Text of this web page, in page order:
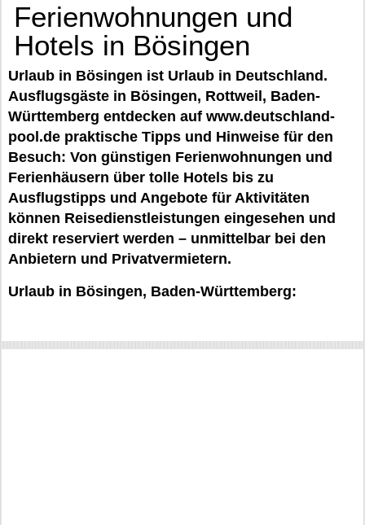
Ferienwohnungen und
Hotels in Bösingen
Urlaub in Bösingen ist Urlaub in Deutschland.
Ausflugsgäste in Bösingen, Rottweil, Baden-
Württemberg entdecken auf www.deutschland-
pool.de praktische Tipps und Hinweise für den
Besuch: Von günstigen Ferienwohnungen und
Ferienhäusern über tolle Hotels bis zu
Ausflugstipps und Angebote für Aktivitäten
können Reisedienstleistungen eingesehen und
direkt reserviert werden – unmittelbar bei den
Anbietern und Privatvermietern.
Urlaub in Bösingen, Baden-Württemberg: